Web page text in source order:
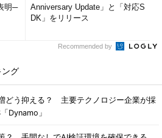
明─
Anniversary Update」と「対応S
DK」をリリース
Recommended by
グ
どう抑える？ 主要テクノロジー企業が採
Dynamo」